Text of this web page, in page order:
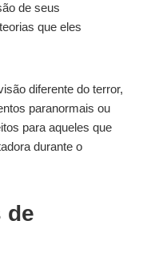
de seus
que eles
diferente do terror,
paranormais ou
para aqueles que
durante o
de